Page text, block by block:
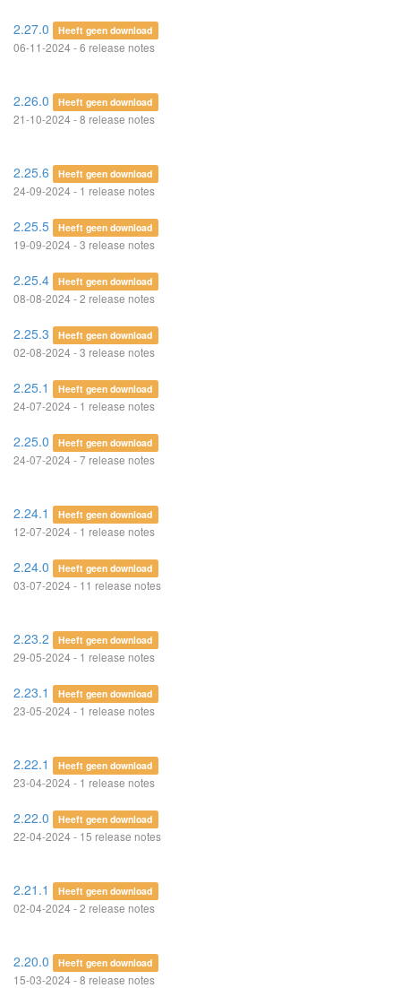
2.27.0 Heeft geen download
06-11-2024 - 6 release notes
2.26.0 Heeft geen download
21-10-2024 - 8 release notes
2.25.6 Heeft geen download
24-09-2024 - 1 release notes
2.25.5 Heeft geen download
19-09-2024 - 3 release notes
2.25.4 Heeft geen download
08-08-2024 - 2 release notes
2.25.3 Heeft geen download
02-08-2024 - 3 release notes
2.25.1 Heeft geen download
24-07-2024 - 1 release notes
2.25.0 Heeft geen download
24-07-2024 - 7 release notes
2.24.1 Heeft geen download
12-07-2024 - 1 release notes
2.24.0 Heeft geen download
03-07-2024 - 11 release notes
2.23.2 Heeft geen download
29-05-2024 - 1 release notes
2.23.1 Heeft geen download
23-05-2024 - 1 release notes
2.22.1 Heeft geen download
23-04-2024 - 1 release notes
2.22.0 Heeft geen download
22-04-2024 - 15 release notes
2.21.1 Heeft geen download
02-04-2024 - 2 release notes
2.20.0 Heeft geen download
15-03-2024 - 8 release notes